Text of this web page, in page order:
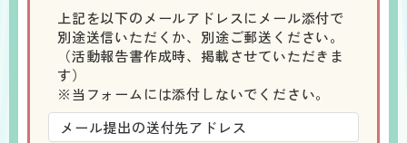
上記を以下のメールアドレスにメール添付で
別途送信いただくか、別途ご郵送ください。
（活動報告書作成時、掲載させていただきま
す）
※当フォームには添付しないでください。
メール提出の送付先アドレス